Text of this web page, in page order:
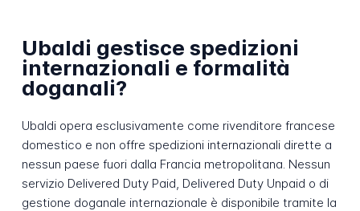
Ubaldi gestisce spedizioni
internazionali e formalità
doganali?
Ubaldi opera esclusivamente come rivenditore francese
domestico e non offre spedizioni internazionali dirette a
nessun paese fuori dalla Francia metropolitana. Nessun
servizio Delivered Duty Paid, Delivered Duty Unpaid o di
gestione doganale internazionale è disponibile tramite la